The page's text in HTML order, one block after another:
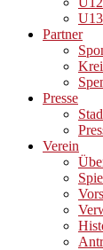
U13
Partner
Presse
Verein